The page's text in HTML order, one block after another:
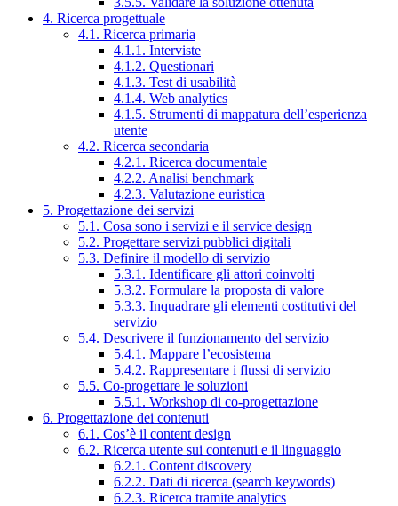
4. Ricerca progettuale
4.1. Ricerca primaria
4.1.1. Interviste
4.1.2. Questionari
4.1.3. Test di usabilità
4.1.4. Web analytics
4.1.5. Strumenti di mappatura dell’esperienza
utente
4.2. Ricerca secondaria
4.2.1. Ricerca documentale
4.2.2. Analisi benchmark
4.2.3. Valutazione euristica
5. Progettazione dei servizi
5.1. Cosa sono i servizi e il service design
5.2. Progettare servizi pubblici digitali
5.3. Definire il modello di servizio
5.3.1. Identificare gli attori coinvolti
5.3.2. Formulare la proposta di valore
5.3.3. Inquadrare gli elementi costitutivi del
servizio
5.4. Descrivere il funzionamento del servizio
5.4.1. Mappare l’ecosistema
5.4.2. Rappresentare i flussi di servizio
5.5. Co-progettare le soluzioni
5.5.1. Workshop di co-progettazione
6. Progettazione dei contenuti
6.1. Cos’è il content design
6.2. Ricerca utente sui contenuti e il linguaggio
6.2.1. Content discovery
6.2.2. Dati di ricerca (search keywords)
6.2.3. Ricerca tramite analytics